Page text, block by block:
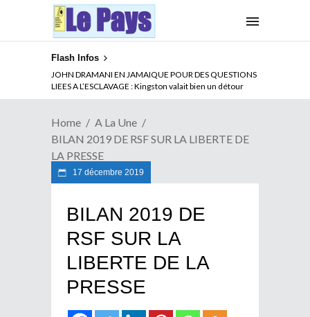
Flash Infos
JOHN DRAMANI EN JAMAIQUE POUR DES QUESTIONS
LIEES A L’ESCLAVAGE : Kingston valait bien un détour
ABSENCE PROLONGEE DE PAUL BIYA DU CAMEROUN :
Qui pilote le Cameroun ?
Home
A La Une
BILAN 2019 DE RSF SUR LA LIBERTE DE
LA PRESSE
17 décembre 2019
BILAN 2019 DE
RSF SUR LA
LIBERTE DE LA
PRESSE